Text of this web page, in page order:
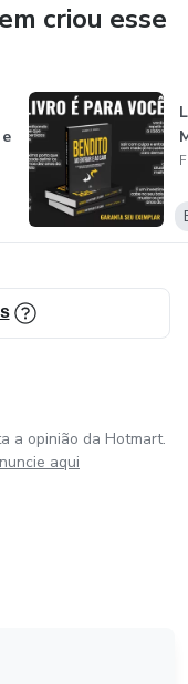
proporcionará
em todos os
a marca de 120
essa grande
criou esse
a opinião da Hotmart.
aqui